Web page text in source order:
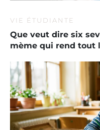
VIE ÉTUDIANTE
Que veut dire six
mème qui rend tout